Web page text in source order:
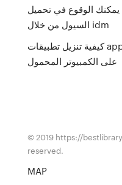
يمكنك الوقوع في تحميل
السيول من خلال idm
كيفية تنزيل تطبيقات apple
على الكمبيوتر المحمول
© 2019 https://
reserved.
MAP